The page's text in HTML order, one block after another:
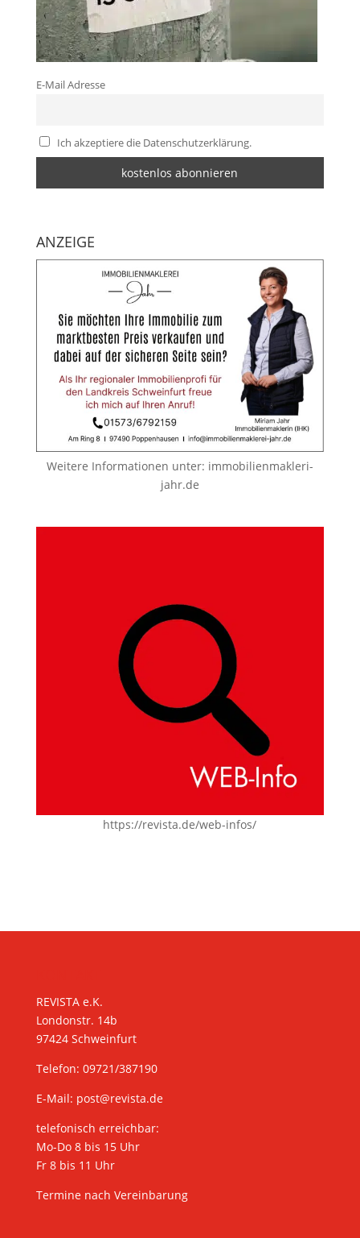
E-Mail Adresse
Ich akzeptiere die Datenschutzerklärung.
ANZEIGE
Weitere Informationen unter: immobilienmakleri-
jahr.de
https://revista.de/web-infos/
REVISTA e.K.
Londonstr. 14b
97424 Schweinfurt
Telefon: 09721/387190
E-Mail: post@revista.de
telefonisch erreichbar:
Mo-Do 8 bis 15 Uhr
Fr 8 bis 11 Uhr
Termine nach Vereinbarung